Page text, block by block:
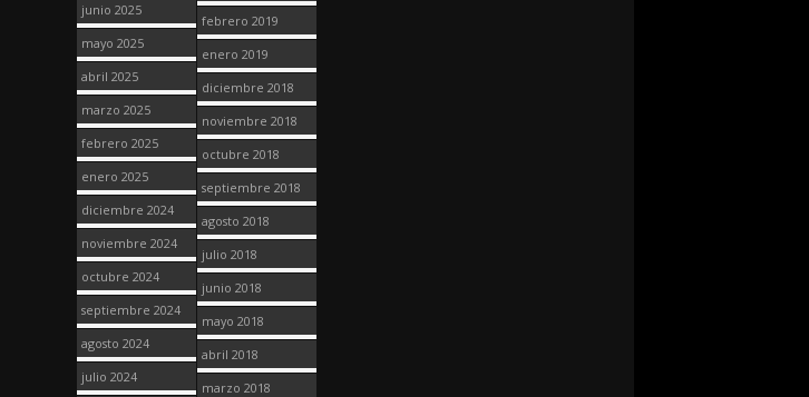
junio 2025
mayo 2025
abril 2025
marzo 2025
febrero 2025
enero 2025
diciembre 2024
noviembre 2024
octubre 2024
septiembre 2024
agosto 2024
julio 2024
febrero 2019
enero 2019
diciembre 2018
noviembre 2018
octubre 2018
septiembre 2018
agosto 2018
julio 2018
junio 2018
mayo 2018
abril 2018
marzo 2018